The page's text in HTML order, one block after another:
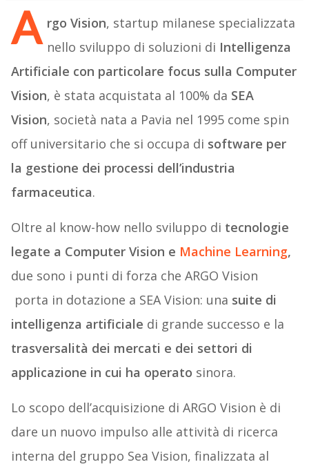
A rgo Vision, startup milanese specializzata
nello sviluppo di soluzioni di Intelligenza
Artificiale con particolare focus sulla Computer
Vision, è stata acquistata al 100% da SEA
Vision, società nata a Pavia nel 1995 come spin
off universitario che si occupa di software per
la gestione dei processi dell’industria
farmaceutica.
Oltre al know-how nello sviluppo di tecnologie
legate a Computer Vision e Machine Learning,
due sono i punti di forza che ARGO Vision
porta in dotazione a SEA Vision: una suite di
intelligenza artificiale di grande successo e la
trasversalità dei mercati e dei settori di
applicazione in cui ha operato sinora.
Lo scopo dell’acquisizione di ARGO Vision è di
dare un nuovo impulso alle attività di ricerca
interna del gruppo Sea Vision, finalizzata al